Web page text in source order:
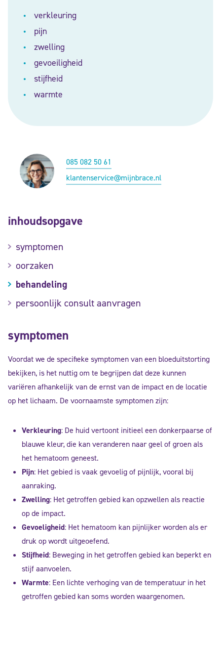
verkleuring
pijn
zwelling
gevoeiligheid
stijfheid
warmte
085 082 50 61
klantenservice@mijnbrace.nl
symptomen
Voordat we de specifieke symptomen van een bloeduitstorting
bekijken, is het nuttig om te begrijpen dat deze kunnen
variëren afhankelijk van de ernst van de impact en de locatie
op het lichaam. De voornaamste symptomen zijn:
Verkleuring: De huid vertoont initieel een donkerpaarse of
blauwe kleur, die kan veranderen naar geel of groen als
het hematoom geneest.
Pijn: Het gebied is vaak gevoelig of pijnlijk, vooral bij
aanraking.
Zwelling: Het getroffen gebied kan opzwellen als reactie
op de impact.
Gevoeligheid: Het hematoom kan pijnlijker worden als er
druk op wordt uitgeoefend.
Stijfheid: Beweging in het getroffen gebied kan beperkt en
stijf aanvoelen.
Warmte: Een lichte verhoging van de temperatuur in het
getroffen gebied kan soms worden waargenomen.
inhoudsopgave
symptomen
oorzaken
behandeling
persoonlijk consult aanvragen